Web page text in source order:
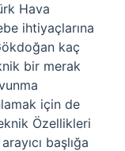
Hava
ihtiyaçlarına
kaç
bir merak
için de
Özellikleri
başlığa